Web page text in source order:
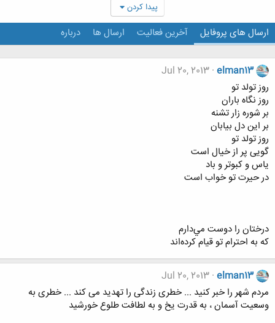
پیدا کردن
ارسال های پروفایل آخرین فعالیت ارسال ها درباره
elman13
Jul 20, 2013
روز تولد تو
روز نگاه باران
بر شوره زار تشنه
بر این دل بیابان
روز تولد تو
گویی پر از خیال است
یاس و کبوتر و باد
در حیرت تو خواب است
درختان‌ را دوست‌ مي‌دارم‌
كه‌ به‌ احترام‌ تو قيام‌ كرده‌اند
elman13
Jul 20, 2013
مردم شهر را خبر کنید ... خطری زندگی را تهدید می کند ... خطری به
وسعیت آسمان ، به قدرت یخ و به لطافت طلوع خورشید